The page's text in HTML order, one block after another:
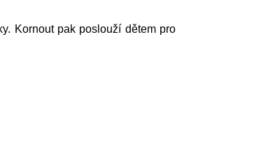
Kornout pak poslouží dětem pro